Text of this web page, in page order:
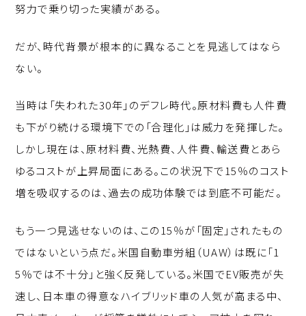
努力で乗り切った実績がある。
だが、時代背景が根本的に異なることを見逃してはなら
ない。
当時は「失われた30年」のデフレ時代。原材料費も人件費
も下がり続ける環境下での「合理化」は威力を発揮した。
しかし現在は、原材料費、光熱費、人件費、輸送費とあら
ゆるコストが上昇局面にある。この状況下で15％のコスト
増を吸収するのは、過去の成功体験では到底不可能だ。
もう一つ見逃せないのは、この15％が「固定」されたもの
ではないという点だ。米国自動車労組（UAW）は既に「1
5％では不十分」と強く反発している。米国でEV販売が失
速し、日本車の得意なハイブリッド車の人気が高まる中、